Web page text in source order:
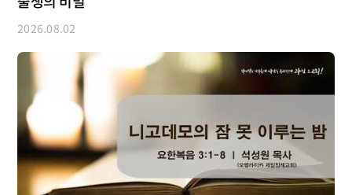
2026.08.02